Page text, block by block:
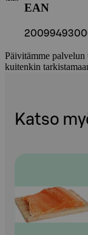
EAN
Päivitämme palvelun
kuitenkin
Katso